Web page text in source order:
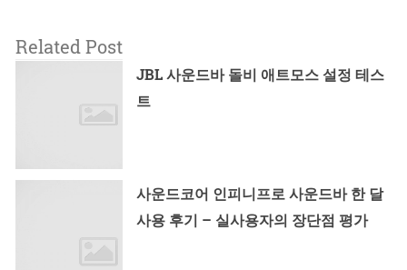
Related Post
JBL 사운드바 돌비 애트모스 설정 테스
트
사운드코어 인피니프로 사운드바 한 달
사용 후기 – 실사용자의 장단점 평가